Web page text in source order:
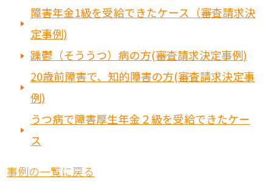
障害年金1級を受給できたケース（審査請求決
定事例)
躁鬱（そううつ）病の方(審査請求決定事例)
20歳前障害で、知的障害の方(審査請求決定事
例)
うつ病で障害厚生年金２級を受給できたケー
ス
事例の一覧に戻る